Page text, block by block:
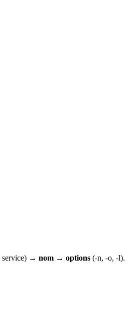
service) → nom → options (-n, -o, -l).